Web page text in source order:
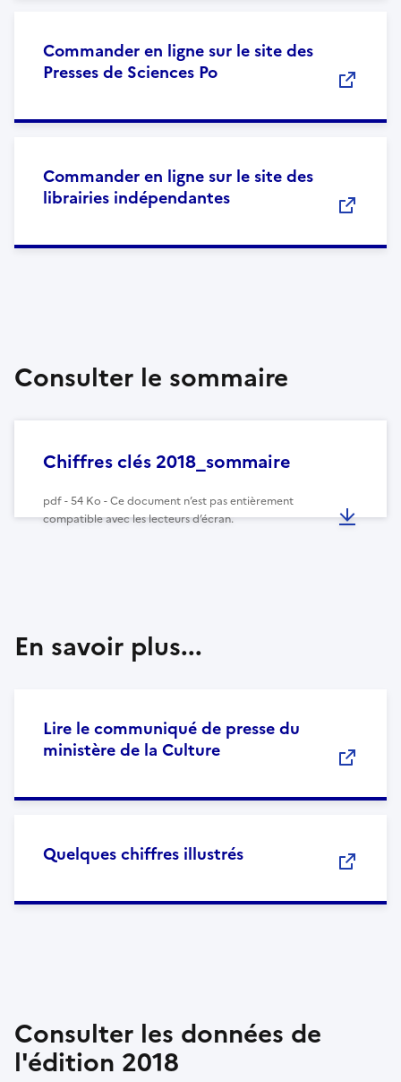
Commander en ligne sur le site des
Presses de Sciences Po
Commander en ligne sur le site des
librairies indépendantes
Consulter le sommaire
Chiffres clés 2018_sommaire
pdf - 54 Ko - Ce document n’est pas entièrement
compatible avec les lecteurs d’écran.
En savoir plus...
Lire le communiqué de presse du
ministère de la Culture
Quelques chiffres illustrés
Consulter les données de
l'édition 2018